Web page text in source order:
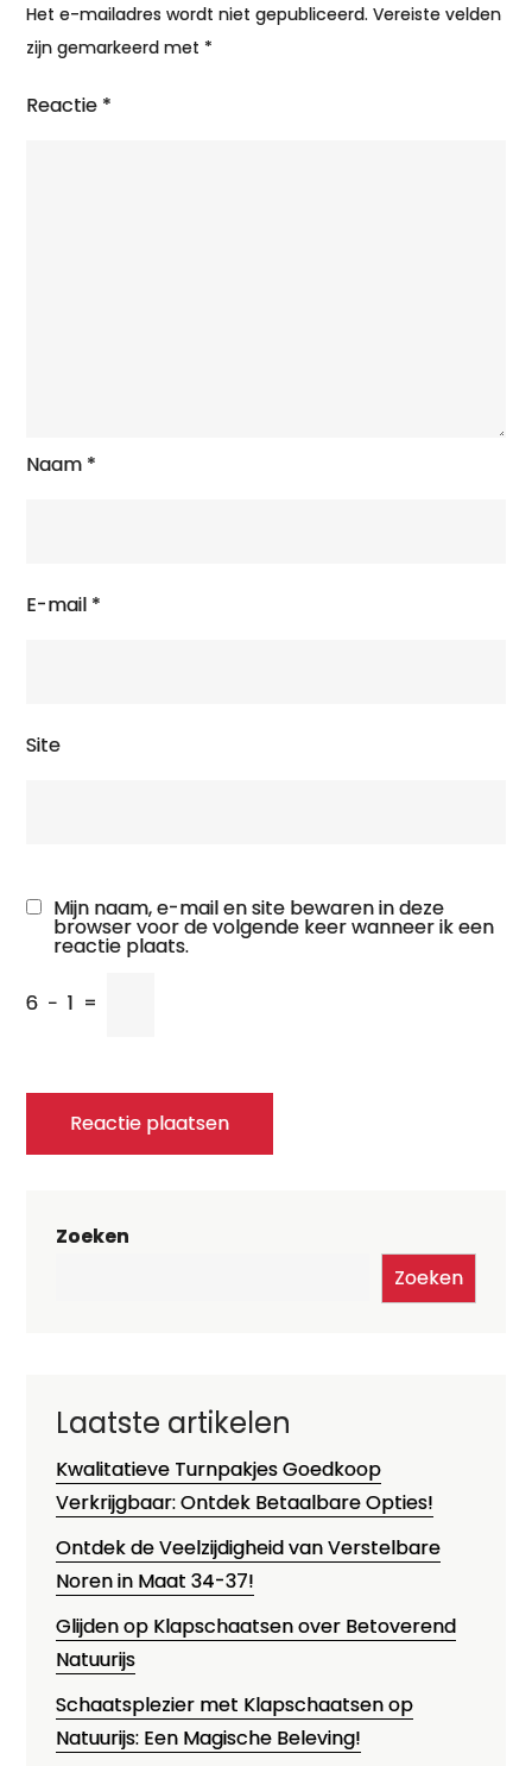
Het e-mailadres wordt niet gepubliceerd. Vereiste velden
zijn gemarkeerd met *
Reactie *
Naam *
E-mail *
Site
Mijn naam, e-mail en site bewaren in deze
browser voor de volgende keer wanneer ik een
reactie plaats.
6 − 1 =
Zoeken
Zoeken
Laatste artikelen
Kwalitatieve Turnpakjes Goedkoop
Verkrijgbaar: Ontdek Betaalbare Opties!
Ontdek de Veelzijdigheid van Verstelbare
Noren in Maat 34-37!
Glijden op Klapschaatsen over Betoverend
Natuurijs
Schaatsplezier met Klapschaatsen op
Natuurijs: Een Magische Beleving!